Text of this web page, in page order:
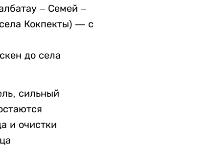
– Семей –
Кокпекты) — с
до села
сильный
и очистки